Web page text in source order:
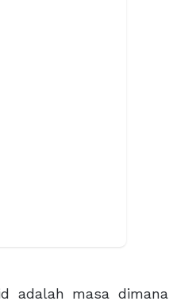
adalah masa